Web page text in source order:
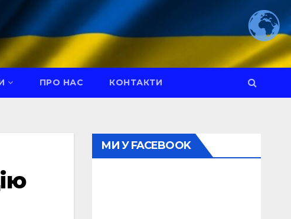
ПРО НАС КОНТАКТИ
МИ У FACEBOOK